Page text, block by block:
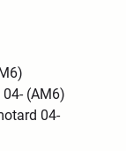
(AM6)
04-